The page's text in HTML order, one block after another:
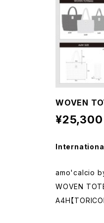
WOVEN
¥25,300
amo'calcio
WOVEN
A4H【